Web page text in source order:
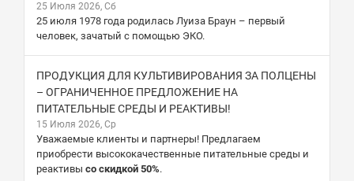
25 Июля 2026, Сб
25 июля 1978 года родилась Луиза Браун – первый
человек, зачатый с помощью ЭКО.
ПРОДУКЦИЯ ДЛЯ КУЛЬТИВИРОВАНИЯ ЗА ПОЛЦЕНЫ
– ОГРАНИЧЕННОЕ ПРЕДЛОЖЕНИЕ НА
ПИТАТЕЛЬНЫЕ СРЕДЫ И РЕАКТИВЫ!
15 Июля 2026, Ср
Уважаемые клиенты и партнеры! Предлагаем
приобрести высококачественные питательные среды и
реактивы со скидкой 50%.